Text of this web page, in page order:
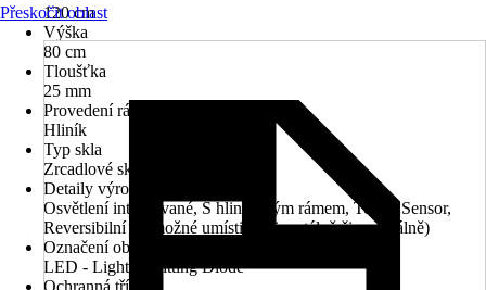
120 cm
Výška
80 cm
Tloušťka
25 mm
Provedení rámu
Hliník
Typ skla
Zrcadlové sklo
Detaily výrobku
Osvětlení integrované, S hliníkovým rámem, Touch Sensor,
Reversibilní (je možné umístit horizontálně či vertikálně)
Označení objímky
LED - Light Ermitting Diode
Ochranná třída
Přeskočit oblast